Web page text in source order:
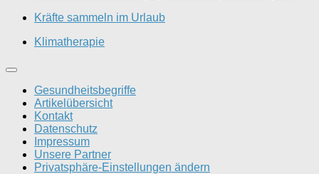
Kräfte sammeln im Urlaub
Klimatherapie
Gesundheitsbegriffe
Artikelübersicht
Kontakt
Datenschutz
Impressum
Unsere Partner
Privatsphäre-Einstellungen ändern